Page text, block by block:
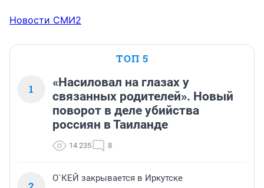
Новости СМИ2
ТОП 5
1
«Насиловал на глазах у
связанных родителей». Новый
поворот в деле убийства
россиян в Таиланде
14 235 8
О`КЕЙ закрывается в Иркутске